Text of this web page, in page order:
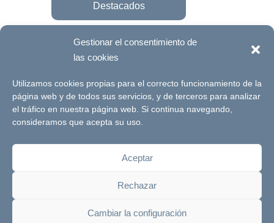
Gestionar el consentimiento de
las cookies
Utilizamos cookies propias para el correcto funcionamiento de la
página web y de todos sus servicios, y de terceros para analizar
el tráfico en nuestra página web. Si continua navegando,
consideramos que acepta su uso.
Aceptar
Rechazar
Cambiar la configuración
Destacados
Únete a la fundación
© Futuro Singular Córdoba 2017. Web
desarrollada por
Aviso Legal
Política de cookies
Canal de denuncias